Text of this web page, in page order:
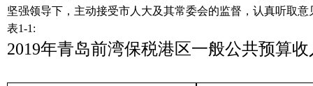
坚强领导下，主动接受市人大及其常委会的监督，认真听取
表1-1:
2019年青岛前湾保税港区一般公共预算